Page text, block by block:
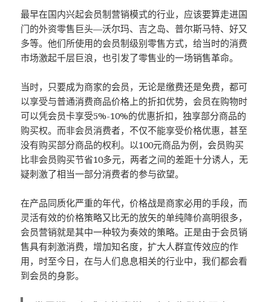
最早在国内兴起会员制营销模式的行业，应该要算走进国
门的外资零售巨头—沃尔玛、吉之岛、普尔斯马特、好又
多等。他们所使用的会员制级别零售方式，给当时的消费
市场激起千层巨浪，也引发了零售业的一场销售革命。
当时，只要成为商家的会员，无论是缴费还是免费，都可
以享受与普通消费商品价格上的折扣优势，会员在购物时
可以凭会员卡享受5%-10%的优惠折扣，独享部分商品的
购买权。而非会员消费者，不仅不能享受价格优惠，甚至
没有购买部分商品的权利。以100元商品为例，会员购买
比非会员购买节省10多元，两者之间的差距十分诱人，无
疑刺激了相当一部分消费者的参与欲望。
在产品同质化严重的年代，价格战是商家必用的手段，而
灵活有效的价格策略又比无的放矢的单纯降价高明很多，
会员营销就是其中一种较为奏效的策略。正是由于会员销
售具有刺激消费，增加知名度，扩大人群宣传效应的作
用，时至今日，在与人们息息相关的行业中，我们都会看
到会员的身影。